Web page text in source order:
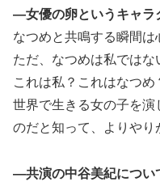
―女優の卵というキャラ
なつめと共鳴する瞬間は
ただ、なつめは私ではな
これは私？これはなつ
世界で生きる女の子を
のだと知って、よりやり
―共演の中谷美紀につい